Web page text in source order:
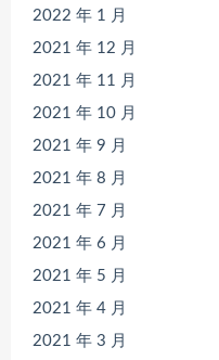
2022 年 1 月
2021 年 12 月
2021 年 11 月
2021 年 10 月
2021 年 9 月
2021 年 8 月
2021 年 7 月
2021 年 6 月
2021 年 5 月
2021 年 4 月
2021 年 3 月